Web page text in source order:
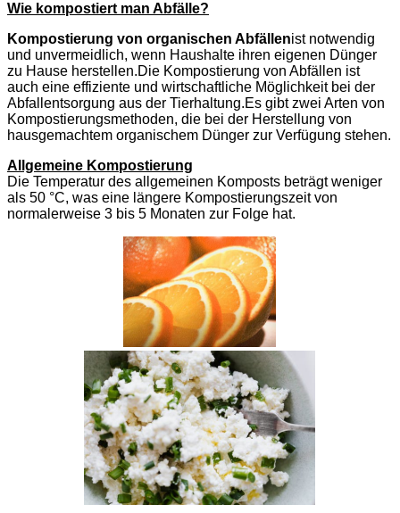
Wie kompostiert man Abfälle?
Kompostierung von organischen Abfällenist notwendig
und unvermeidlich, wenn Haushalte ihren eigenen Dünger
zu Hause herstellen.Die Kompostierung von Abfällen ist
auch eine effiziente und wirtschaftliche Möglichkeit bei der
Abfallentsorgung aus der Tierhaltung.Es gibt zwei Arten von
Kompostierungsmethoden, die bei der Herstellung von
hausgemachtem organischem Dünger zur Verfügung stehen.
Allgemeine Kompostierung
Die Temperatur des allgemeinen Komposts beträgt weniger
als 50 °C, was eine längere Kompostierungszeit von
normalerweise 3 bis 5 Monaten zur Folge hat.